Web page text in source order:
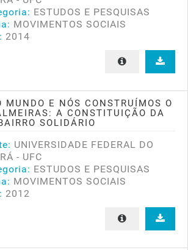
ESTUDOS E PESQUISAS
MOVIMENTOS SOCIAIS
2014
MUNDO E NÓS CONSTRUÍMOS O
A CONSTITUIÇÃO DA
SOLIDÁRIO
UNIVERSIDADE FEDERAL DO
- UFC
ESTUDOS E PESQUISAS
MOVIMENTOS SOCIAIS
2012